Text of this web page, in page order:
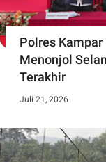
Polres
Menonjol
Terakhir
Juli 21, 2026